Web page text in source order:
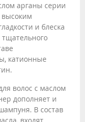
арганы серии
и блеска
катионные
волос с маслом
дополняет и
В состав